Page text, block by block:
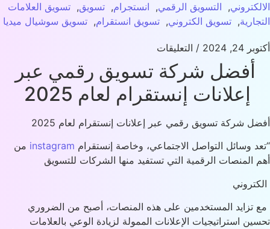
, التسويق الرقمي, انستجرام ,تسويق,تسويق العلامات
,تسويق الكتروني, تسويق انستقرام ,تسويق سوشيال ميديا
2024
/ التعليقات
أفضل شركة تسويق رقمي عبر
إعلانات إنستقرام لعام2025
شركة تسويق رقمي عبر إعلانات إنستقرام لعام 2025
وسائل التواصل الاجتماعي، وخاصة إنستقرام instagramمن
المنصات الرقمية التي تستفيد منها الشركاتللتسويق
المستخدمين على هذه المنصات، أصبح من الضروري
استراتيجيات الإعلانات الممولة لزيادة الوعي بالعلامات